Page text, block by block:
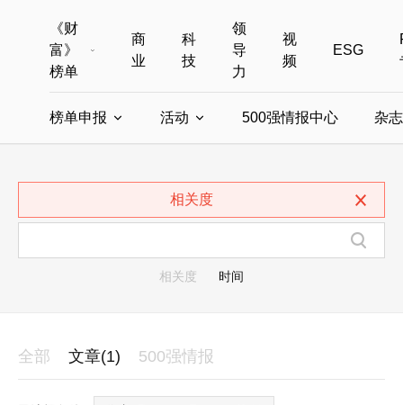
《财
富》
榜单
全部榜单
中国最具影响力商界女性
商
业
科
技
领
导
力
视
频
ESG
榜单申报 活动 500强情报中心 杂
相关度
相关度 时间
全部 文章(1) 500强情报